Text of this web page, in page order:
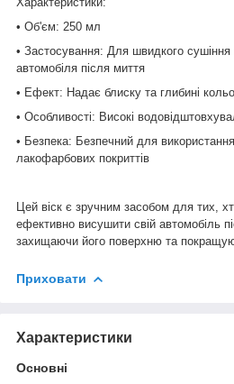
• Об'єм: 250 мл
• Застосування: Для швидкого сушіння
автомобіля після миття
• Ефект: Надає блиску та глибині
• Особливості: Високі
• Безпека: Безпечний для
лакофарбових покриттів
Цей віск є зручним засобом для тих,
ефективно висушити свій автомобіль
захищаючи його поверхню та
Приховати
Характеристики
Основні